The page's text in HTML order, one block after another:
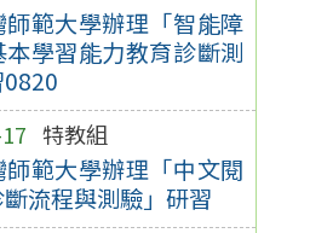
師範大學辦理「智能障
學習能力教育診斷測
特教組
範大學辦理「中文閱
流程與測驗」研習